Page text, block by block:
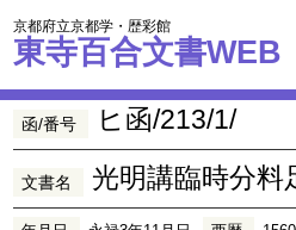
京都府立京都学・歴彩館
東寺百合文書WEB
函/番号 ヒ函/213/1/
文書名 光明講臨時分料